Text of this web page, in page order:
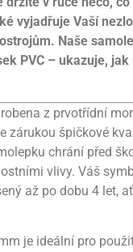
vyjadřuje Vaší
Naše
PVC – ukazuje,
z prvotřídní
zárukou špičkové
chrání před
vlivy. Váš
až po dobu 4 let,
je ideální pro